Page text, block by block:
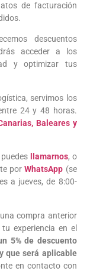
de facturación
descuentos
acceder a los
y optimizar tus
servimos los
24 y 48 horas.
Baleares y
llamarnos, o
porWhatsApp (se
a jueves, de 8:00-
compra anterior
experiencia en el
5% de descuento
que será aplicable
en contacto con